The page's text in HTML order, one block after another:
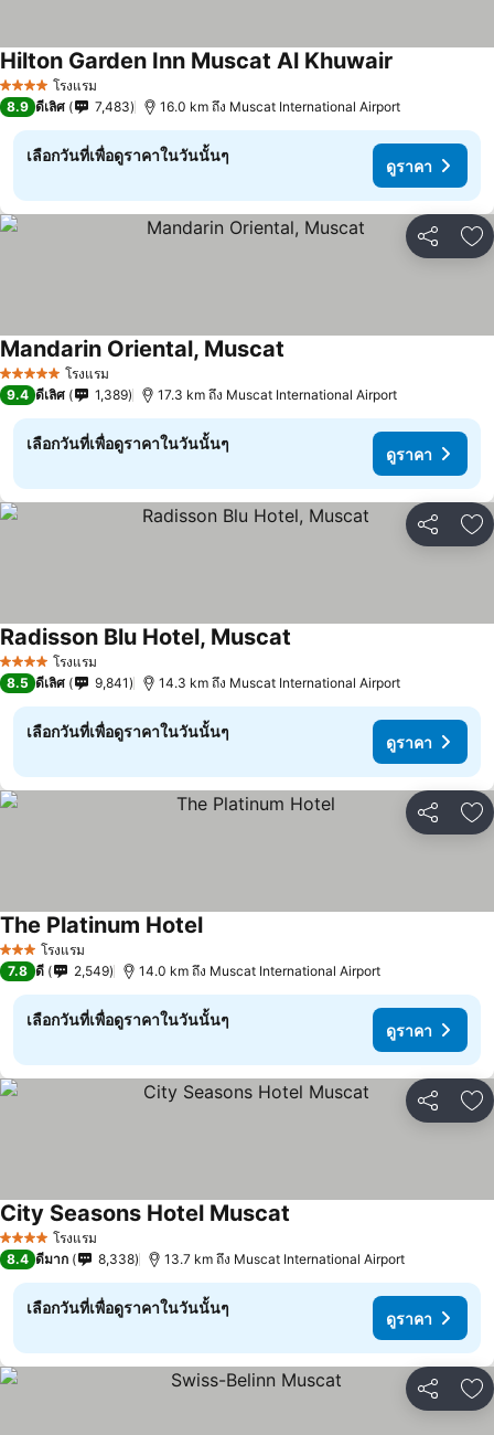
4 ดาว โรงแรม
Hilton Garden Inn Muscat Al Khuwair
8.9 ดีเลิศ 7,483 16.0 km ถึง Muscat International Airport
เลือกวันที่เพื่อดูราคาในวันนั้นๆ
ดูราคา
แชร์ เ
5 ดาว โรงแรม
Mandarin Oriental, Muscat
9.4 ดีเลิศ 1,389 17.3 km ถึง Muscat International Airport
เลือกวันที่เพื่อดูราคาในวันนั้นๆ
ดูราคา
แชร์ เ
4 ดาว โรงแรม
Radisson Blu Hotel, Muscat
8.5 ดีเลิศ 9,841 14.3 km ถึง Muscat International Airport
เลือกวันที่เพื่อดูราคาในวันนั้นๆ
ดูราคา
แชร์ เ
3 ดาว โรงแรม
The Platinum Hotel
7.8 ดี 2,549 14.0 km ถึง Muscat International Airport
เลือกวันที่เพื่อดูราคาในวันนั้นๆ
ดูราคา
แชร์ เ
4 ดาว โรงแรม
City Seasons Hotel Muscat
8.4 ดีมาก 8,338 13.7 km ถึง Muscat International Airport
เลือกวันที่เพื่อดูราคาในวันนั้นๆ
ดูราคา
แชร์ เ